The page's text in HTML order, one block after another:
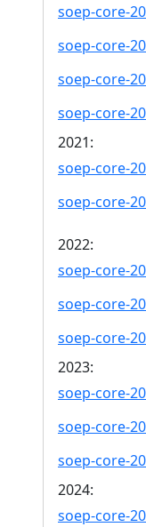
soep-core-
soep-core-
soep-core-
soep-core-
2021:
soep-core-
soep-core-
2022:
soep-core-
soep-core-
soep-core-
2023:
soep-core-
soep-core-
soep-core-
2024:
soep-core-